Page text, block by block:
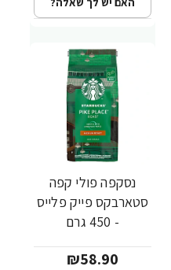
נסקפה פולי קפה
סטארבקס פייק פלייס
- 450 גרם
₪58.90